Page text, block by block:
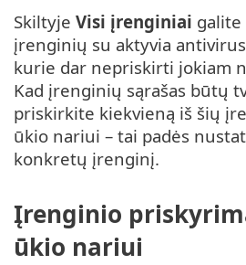
Skiltyje Visi įrenginiai
įrenginių su aktyvia
kurie dar nepriskirti jokiam
Kad įrenginių sąrašas būtų
priskirkite kiekvieną iš šių
ūkio nariui – tai padės
konkretų įrenginį.
Įrenginio
ūkio nariui